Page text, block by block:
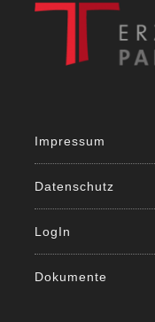
Impressum
Datenschutz
LogIn
Dokumente